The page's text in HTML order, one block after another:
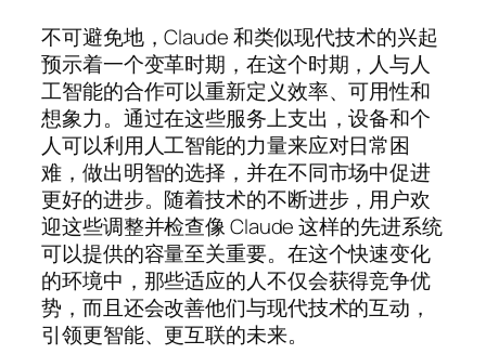
不可避免地，Claude 和类似现代技术的兴起
预示着一个变革时期，在这个时期，人与人
工智能的合作可以重新定义效率、可用性和
想象力。通过在这些服务上支出，设备和个
人可以利用人工智能的力量来应对日常困
难，做出明智的选择，并在不同市场中促进
更好的进步。随着技术的不断进步，用户欢
迎这些调整并检查像 Claude 这样的先进系统
可以提供的容量至关重要。在这个快速变化
的环境中，那些适应的人不仅会获得竞争优
势，而且还会改善他们与现代技术的互动，
引领更智能、更互联的未来。